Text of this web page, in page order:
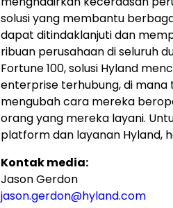
solusi yang membantu
dapat ditindaklanjuti dan
ribuan perusahaan di seluruh
Fortune 100, solusi Hyland
enterprise terhubung, di
mengubah cara mereka
orang yang mereka layani.
platform dan layanan Hyland,
Kontak media:
Jason Gerdon
jason.gerdon@hyland.com